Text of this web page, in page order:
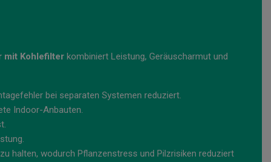
mit Kohlefilter kombiniert Leistung, Geräuscharmut und
bei separaten Systemen reduziert.
Indoor-Anbauten.
halten, wodurch Pflanzenstress und Pilzrisiken reduziert